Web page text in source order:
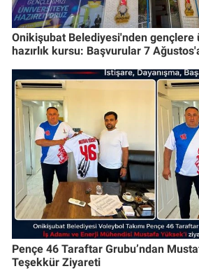
Onikişubat Belediyesi'nden
hazırlık kursu: Başvurular 7
Pençe 46 Taraftar Grubu’ndan
Teşekkür Ziyareti